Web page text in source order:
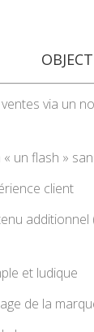
via un
un flash »
client
additionnel
et ludique
de la